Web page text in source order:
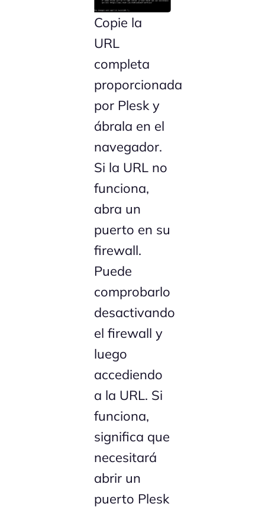
Copie la
URL
completa
proporcionada
por Plesk y
ábrala en el
navegador.
Si la URL no
funciona,
abra un
puerto en su
firewall.
Puede
comprobarlo
desactivando
el firewall y
luego
accediendo
a la URL. Si
funciona,
significa que
necesitará
abrir un
puerto Plesk